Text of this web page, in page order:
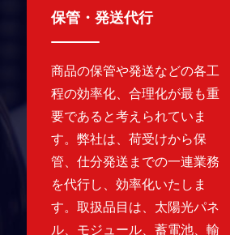
保管・発送代行
商品の保管や発送などの各工
程の効率化、合理化が最も重
要であると考えられていま
す。弊社は、荷受けから保
管、仕分発送までの一連業務
を代行し、効率化いたしま
す。取扱品目は、太陽光パネ
ル、モジュール、蓄電池、輸